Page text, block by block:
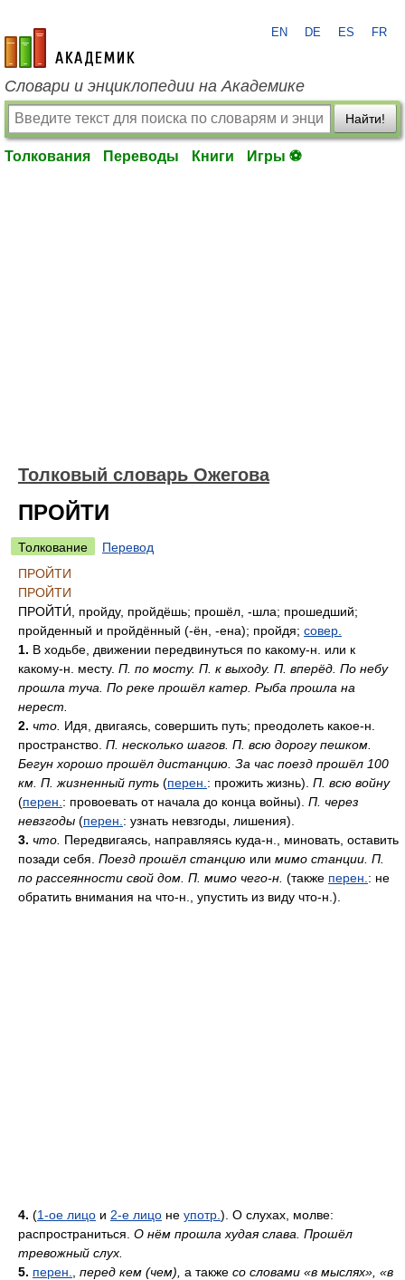
academic.ru
EN DE ES FR
Словари и энциклопедии на Академике
Найти!
Толкования Переводы Книги Игры ⚽
Толковый словарь Ожегова
ПРОЙТИ
Толкование
Перевод
ПРОЙТИ
ПРОЙТИ
ПРОЙТИ́ , пройду, пройдёшь; прошёл, -шла; прошедший;
пройденный и пройдённый (-ён, -ена); пройдя; совер.
1. В ходьбе, движении передвинуться по какому-н. или к
какому-н. месту. П. по мосту. П. к выходу. П. вперёд. По небу
прошла туча. По реке прошёл катер. Рыба прошла на
нерест.
2. что. Идя, двигаясь, совершить путь; преодолеть какое-н.
пространство. П. несколько шагов. П. всю дорогу пешком.
Бегун хорошо прошёл дистанцию. За час поезд прошёл 100
км. П. жизненный путь (перен. : прожить жизнь). П. всю войну
(перен. : провоевать от начала до конца войны). П. через
невзгоды (перен. : узнать невзгоды, лишения).
3. что. Передвигаясь, направляясь куда-н., миновать, оставить
позади себя. Поезд прошёл станцию или мимо станции. П.
по рассеянности свой дом. П. мимо чего-н. (также перен. : не
обратить внимания на что-н., упустить из виду что-н.).
4. (1-ое лицо и 2-е лицо не употр. ). О слухах, молве:
распространиться. О нём прошла худая слава. Прошёл
тревожный слух.
5. перен. перед кем (чем), а также со словами «в мыслях», «в